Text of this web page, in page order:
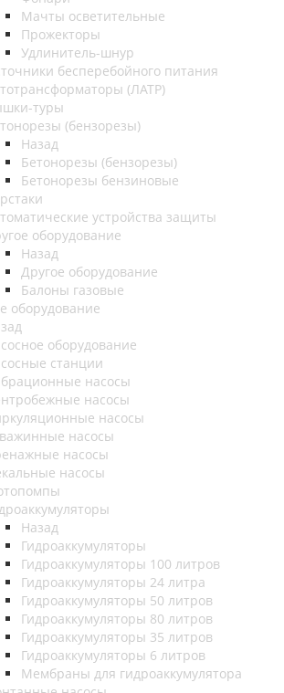
Мачты осветительные
Прожекторы
Удлинитель-шнур
бесперебойного питания
(ЛАТР)
туры
(бензорезы)
Назад
Бетонорезы (бензорезы)
Бетонорезы бензиновые
устройства защиты
оборудование
Назад
Другое оборудование
Балоны газовые
оборудование
оборудование
станции
насосы
насосы
насосы
насосы
насосы
насосы
Назад
Гидроаккумуляторы
Гидроаккумуляторы 100 литров
Гидроаккумуляторы 24 литра
Гидроаккумуляторы 50 литров
Гидроаккумуляторы 80 литров
Гидроаккумуляторы 35 литров
Гидроаккумуляторы 6 литров
Мембраны для гидроаккумулятора